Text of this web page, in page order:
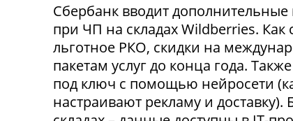
Сбербанк вводит
при ЧП на складах Wildberries.
льготное РКО, скидки на
пакетам услуг до конца года.
под ключ с помощью нейросети
настраивают рекламу и